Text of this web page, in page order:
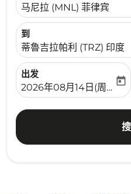
马尼拉 (MNL) 菲律宾
到
蒂魯吉拉帕利 (TRZ) 印度
出发
fc-booking-departure-
2026年08月14日(周五)
today